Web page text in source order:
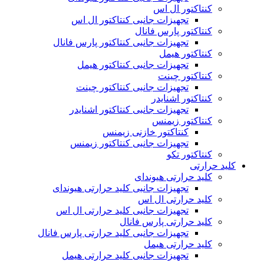
کنتاکتور ال اس
تجهیزات جانبی کنتاکتور ال اس
کنتاکتور پارس فانال
تجهیزات جانبی کنتاکتور پارس فانال
کنتاکتور هیمل
تجهیزات جانبی کنتاکتور هیمل
کنتاکتور چینت
تجهیزات جانبی کنتاکتور چینت
کنتاکتور اشنایدر
تجهیزات جانبی کنتاکتور اشنایدر
کنتاکتور زیمنس
کنتاکتور خازنی زیمنس
تجهیزات جانبی کنتاکتور زیمنس
کنتاکتور تکو
کلید حرارتی
کلید حرارتی هیوندای
تجهیزات جانبی کلید حرارتی هیوندای
کلید حرارتی ال اس
تجهیزات جانبی کلید حرارتی ال اس
کلید حرارتی پارس فانال
تجهیزات جانبی کلید حرارتی پارس فانال
کلید حرارتی هیمل
تجهیزات جانبی کلید حرارتی هیمل